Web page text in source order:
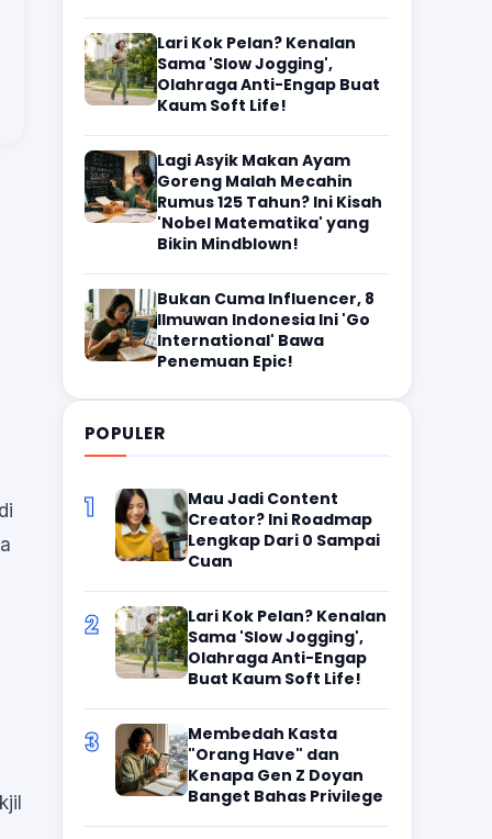
Lari Kok Pelan? Kenalan
Sama 'Slow Jogging',
Olahraga Anti-Engap Buat
Kaum Soft Life!
Lagi Asyik Makan Ayam
Goreng Malah Mecahin
Rumus 125 Tahun? Ini Kisah
'Nobel Matematika' yang
Bikin Mindblown!
Bukan Cuma Influencer, 8
Ilmuwan Indonesia Ini 'Go
International' Bawa
Penemuan Epic!
POPULER
1
Mau Jadi Content
Creator? Ini Roadmap
Lengkap Dari 0 Sampai
Cuan
2
Lari Kok Pelan? Kenalan
Sama 'Slow Jogging',
Olahraga Anti-Engap
Buat Kaum Soft Life!
3
Membedah Kasta
"Orang Have" dan
Kenapa Gen Z Doyan
Banget Bahas Privilege